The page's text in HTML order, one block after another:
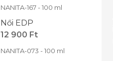
NANITA-167 - 100 ml
Női EDP
12 900 Ft
NANITA-073 - 100 ml